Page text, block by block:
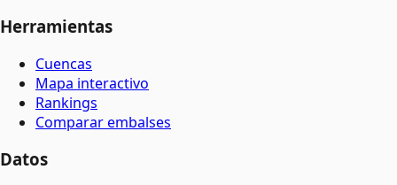
Herramientas
Cuencas
Mapa interactivo
Rankings
Comparar embalses
Datos